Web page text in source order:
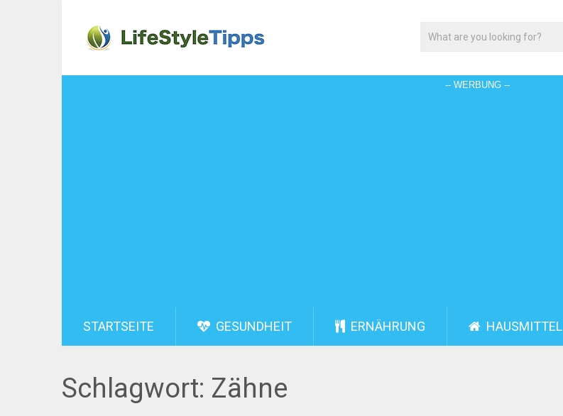
STARTSEITE GESUNDHEIT ERNÄHRUNG HAUSMITTEL
Schlagwort: Zähne